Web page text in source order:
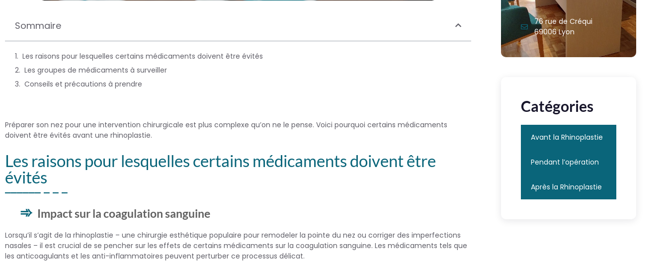
Sommaire
Les raisons pour lesquelles certains médicaments doivent être évités
Les groupes de médicaments à surveiller
Conseils et précautions à prendre
Préparer son nez pour une intervention chirurgicale est plus complexe qu’on ne le pense. Voici pourquoi certains médicaments
doivent être évités avant une rhinoplastie.
Les raisons pour lesquelles certains médicaments doivent être
évités
Impact sur la coagulation sanguine
Lorsqu’il s’agit de la rhinoplastie – une chirurgie esthétique populaire pour remodeler la pointe du nez ou corriger des imperfections
nasales – il est crucial de se pencher sur les effets de certains médicaments sur la coagulation sanguine. Les médicaments tels que
les anticoagulants et les anti-inflammatoires peuvent perturber ce processus délicat.
76 rue de Créqui
69006 Lyon
Catégories
Avant la Rhinoplastie
Pendant l’opération
Après la Rhinoplastie